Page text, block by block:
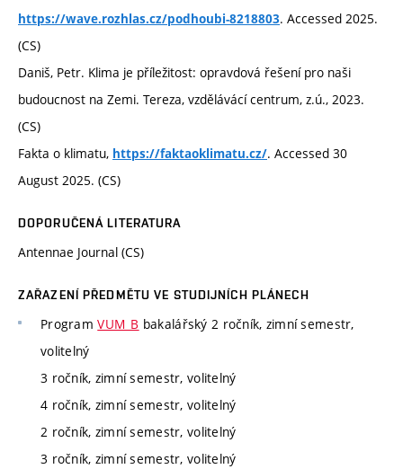
https://wave.rozhlas.cz/podhoubi-8218803. Accessed 2025.
(CS)
Daniš, Petr. Klima je příležitost: opravdová řešení pro naši
budoucnost na Zemi. Tereza, vzdělávácí centrum, z.ú., 2023.
(CS)
Fakta o klimatu, https://faktaoklimatu.cz/. Accessed 30
August 2025. (CS)
DOPORUČENÁ LITERATURA
Antennae Journal (CS)
ZAŘAZENÍ PŘEDMĚTU VE STUDIJNÍCH PLÁNECH
ProgramVUM_B bakalářský 2 ročník, zimní semestr,
volitelný
3 ročník, zimní semestr, volitelný
4 ročník, zimní semestr, volitelný
2 ročník, zimní semestr, volitelný
3 ročník, zimní semestr, volitelný